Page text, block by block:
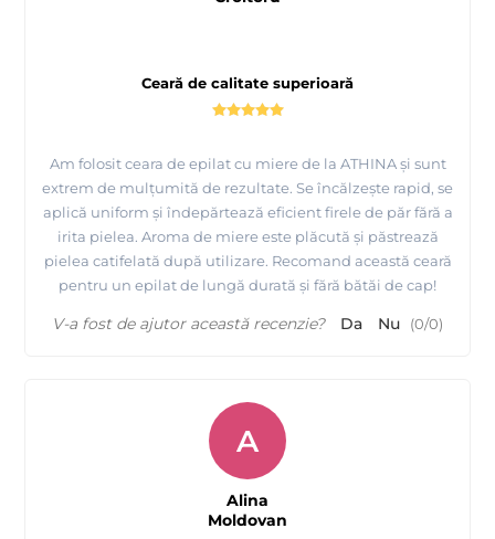
de par), care ar duce la esuarea procedurii de epilare.
3. Aplicari multiple de ceara pe aceiasi zona de epilat duce la
afectarea stratului superior al pielii.
Contraindicatii:
Boli acute si cronice ale pielii la locul epilarii. Varice.
Ceară de calitate superioară
Am folosit ceara de epilat cu miere de la ATHINA și sunt
extrem de mulțumită de rezultate. Se încălzește rapid, se
aplică uniform și îndepărtează eficient firele de păr fără a
irita pielea. Aroma de miere este plăcută și păstrează
pielea catifelată după utilizare. Recomand această ceară
pentru un epilat de lungă durată și fără bătăi de cap!
V-a fost de ajutor această recenzie? Da Nu (0/0)
A
Alina
Moldovan